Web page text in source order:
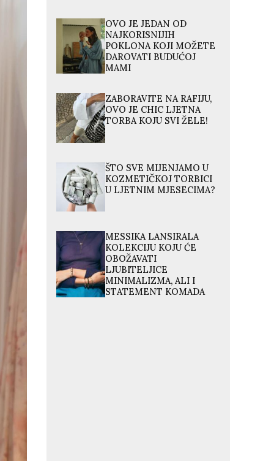
OVO JE JEDAN OD
NAJKORISNIJIH
POKLONA KOJI MOŽETE
DAROVATI BUDUĆOJ
MAMI
ZABORAVITE NA RAFIJU,
OVO JE CHIC LJETNA
TORBA KOJU SVI ŽELE!
ŠTO SVE MIJENJAMO U
KOZMETIČKOJ TORBICI
U LJETNIM MJESECIMA?
MESSIKA LANSIRALA
KOLEKCIJU KOJU ĆE
OBOŽAVATI
LJUBITELJICE
MINIMALIZMA, ALI I
STATEMENT KOMADA